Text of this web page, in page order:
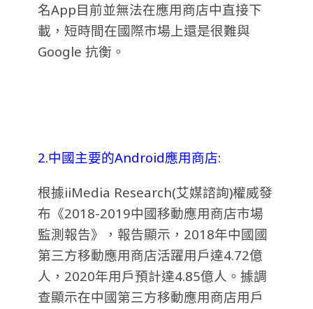
名App目前並無法在應用商店中直接下
載，短時間在國際市場上還是很難與
Google 抗衡。
2.中國主要的Android應用商店:
根據iiMedia Research(艾媒諮詢)權威發
布《2018-2019中國移動應用商店市場
監測報告》，報告顯示，2018年中國國
第三方移動應用商店活躍用戶達4.72億
人，2020年用戶預計達4.85億人。據調
查顯示在中國第三方移動應用商店用戶